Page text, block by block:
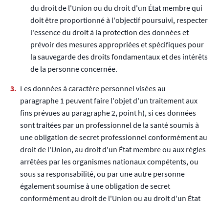
du droit de l'Union ou du droit d'un État membre qui
doit être proportionné à l'objectif poursuivi, respecter
l'essence du droit à la protection des données et
prévoir des mesures appropriées et spécifiques pour
la sauvegarde des droits fondamentaux et des intérêts
de la personne concernée.
Les données à caractère personnel visées au
paragraphe 1 peuvent faire l'objet d'un traitement aux
fins prévues au paragraphe 2, point h), si ces données
sont traitées par un professionnel de la santé soumis à
une obligation de secret professionnel conformément au
droit de l'Union, au droit d'un État membre ou aux règles
arrêtées par les organismes nationaux compétents, ou
sous sa responsabilité, ou par une autre personne
également soumise à une obligation de secret
conformément au droit de l'Union ou au droit d'un État